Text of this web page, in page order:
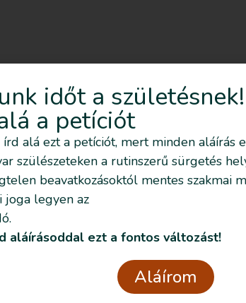
időt a születésnek!
a petíciót
írd alá ezt a petíciót, mert minden aláírás
szülészeteken a rutinszerű sürgetés
beavatkozásoktól mentes szakmai
joga legyen az
aláírásoddal ezt a fontos változást!
Aláírom